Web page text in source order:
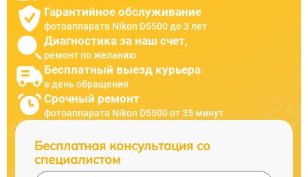
Гарантийное обслуживание
фотоаппарата Nikon D5500 до 3 лет
Диагностика за наш счет,
ремонт по желанию
Бесплатный выезд курьера
в день обращения
Срочный ремонт
фотоаппарата Nikon D5500 от 35 минут
Бесплатная консультация со
специалистом